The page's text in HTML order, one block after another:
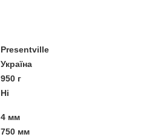
Presentville
Україна
950 г
Ні
4 мм
750 мм